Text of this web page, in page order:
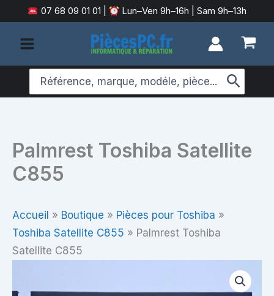
au
contenu
07 68 09 01 01 Lun–Ven 9h–16h | Sam 9h–13h
Search
for:
Palmrest Toshiba Satellite
C855
Accueil » Boutique » Pièces pour Toshiba »
Toshiba Satellite C855 » Palmrest Toshiba
Satellite C855